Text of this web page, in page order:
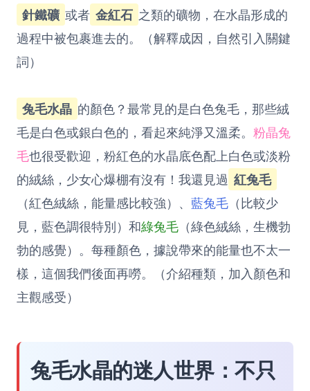
針鐵礦 或者 金紅石 之類的礦物，在水晶形成的
過程中被包裹進去的。（解釋成因，自然引入關鍵
詞）
兔毛水晶 的顏色？最常見的是白色兔毛，那些絨
毛是白色或銀白色的，看起來純淨又溫柔。 粉晶兔
毛也很受歡迎，粉紅色的水晶底色配上白色或淡粉
的絨絲，少女心爆棚有沒有！我還見過 紅兔毛
（紅色絨絲，能量感比較強）、 藍兔毛 （比較少
見，藍色調很特別）和綠兔毛 （綠色絨絲，生機勃
勃的感覺）。每種顏色，據說帶來的能量也不太一
樣，這個我們後面再嘮。（介紹種類，加入顏色和
主觀感受）
兔毛水晶的迷人世界：不只